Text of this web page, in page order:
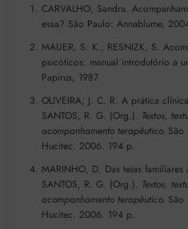
CARVALHO, Sandra.
essa? São Paulo: Annablume,
MAUER, S. K.; RESNIZK, S.
psicóticos: manual introdutório a
Papirus, 1987.
OLIVEIRA, J. C. R. A prática
SANTOS, R. G. (Org.). Textos,
acompanhamento terapêutico. São
Hucitec. 2006. 194 p.
MARINHO, D. Das teias
SANTOS, R. G. (Org.). Textos,
acompanhamento terapêutico. São
Hucitec. 2006. 194 p.